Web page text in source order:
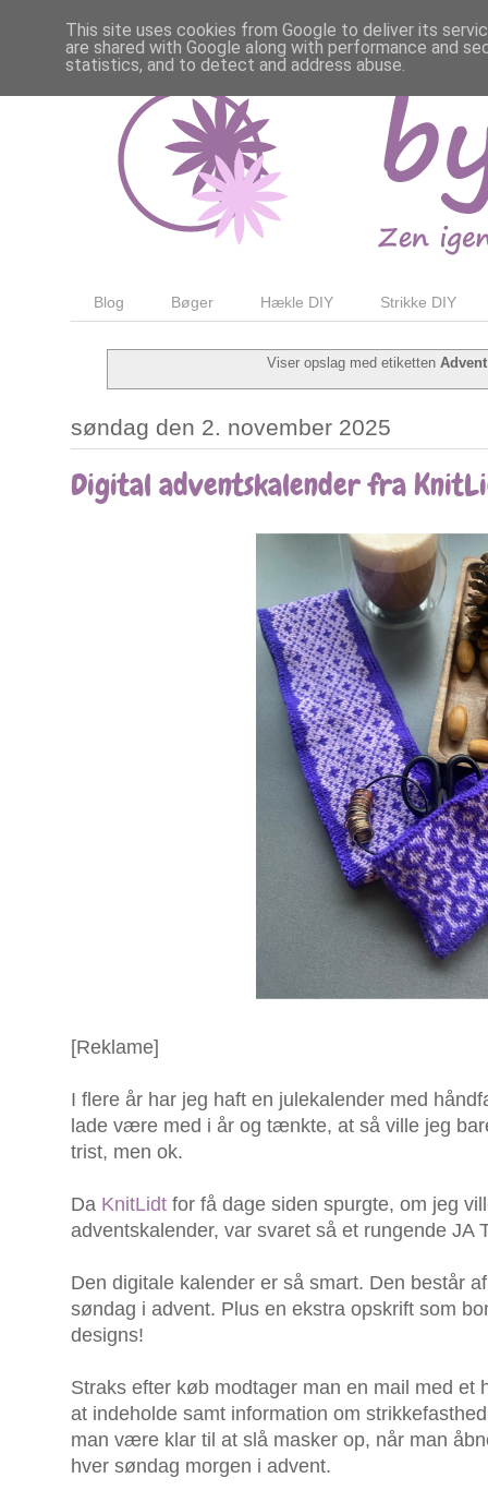
Blog Bøger Hækle DIY Strikke DIY
Viser opslag med etiketten Advent
søndag den 2. november 2025
Digital adventskalender fra
[Reklame]
I flere år har jeg haft en julekalender med
lade være med i år og tænkte, at så ville jeg
trist, men ok.
Da KnitLidt for få dage siden spurgte, om jeg
adventskalender, var svaret så et rungende JA
Den digitale kalender er så smart. Den består
søndag i advent. Plus en ekstra opskrift som
designs!
Straks efter køb modtager man en mail med et
at indeholde samt information om
man være klar til at slå masker op, når man
hver søndag morgen i advent.
This site uses cookies from Google to deliver its
are shared with Google along with performance and
statistics, and to detect and address abuse.